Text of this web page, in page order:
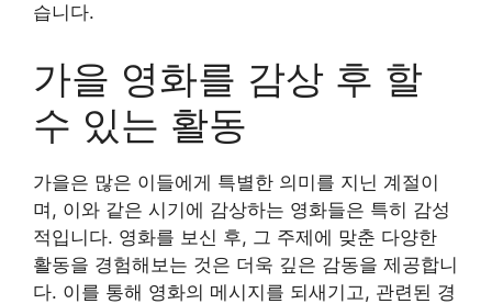
습니다.
가을 영화를 감상 후 할
수 있는 활동
가을은 많은 이들에게 특별한 의미를 지닌 계절이
며, 이와 같은 시기에 감상하는 영화들은 특히 감성
적입니다. 영화를 보신 후, 그 주제에 맞춘 다양한
활동을 경험해보는 것은 더욱 깊은 감동을 제공합니
다. 이를 통해 영화의 메시지를 되새기고, 관련된 경